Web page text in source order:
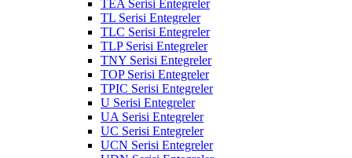
TEA Serisi Entegreler
TL Serisi Entegreler
TLC Serisi Entegreler
TLP Serisi Entegreler
TNY Serisi Entegreler
TOP Serisi Entegreler
TPIC Serisi Entegreler
U Serisi Entegreler
UA Serisi Entegreler
UC Serisi Entegreler
UCN Serisi Entegreler